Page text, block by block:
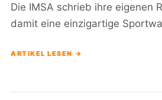
Die IMSA schrieb ihre eigenen
damit eine einzigartige
ARTIKEL LESEN →